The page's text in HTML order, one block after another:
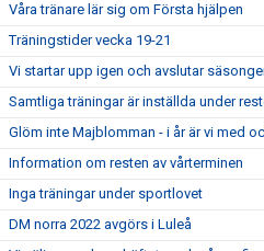
Våra tränare lär sig om Första hjälpen
Träningstider vecka 19-21
Vi startar upp igen och avslutar
Samtliga träningar är inställda under
Glöm inte Majblomman - i år är vi med
Information om resten av vårterminen
Inga träningar under sportlovet
DM norra 2022 avgörs i Luleå